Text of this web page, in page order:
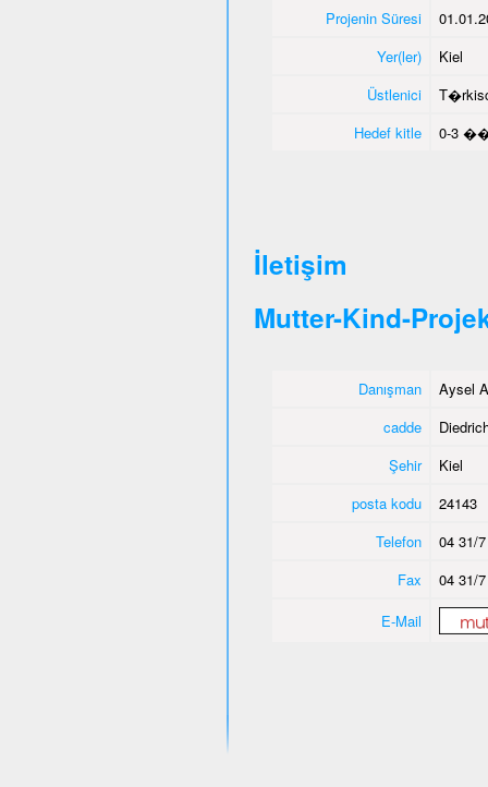
Projenin Süresi
Yer(ler)
Kiel
Üstlenici
Hedef kitle
0-3 ��
İletişim
Mutter-Kind-
Danışman
Aysel
cadde
Şehir
Kiel
posta kodu
24143
Telefon
04 31/
Fax
04 31/
E-Mail